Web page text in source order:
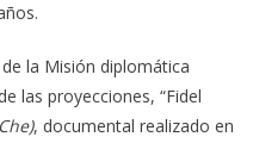
de la Misión diplomática
las proyecciones, “Fidel
, documental realizado en